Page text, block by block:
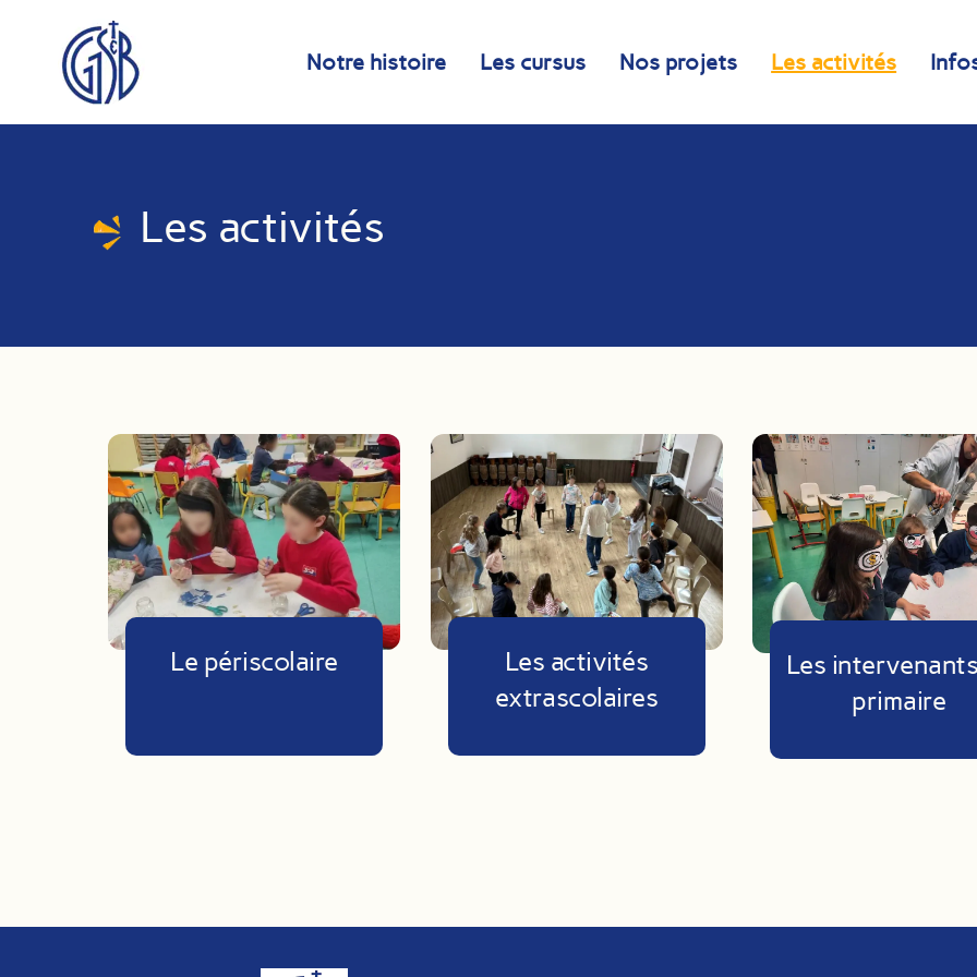
content
Notre histoire Les cursus Nos projets Les activités
Les activités
Le périscolaire
Les activités
extrascolaires
Les
primaire
Panneau de gestion des cookies